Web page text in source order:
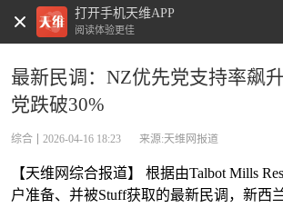
打开手机天维APP
阅读体验更佳 天维新闻
最新民调：NZ优先党支持率飙
党跌破30%
综合 2026-04-16 18:23 来源:天维网报道
【天维网综合报道】 根据由Talbot Mills
户准备、并被Stuff获取的最新民调，新西